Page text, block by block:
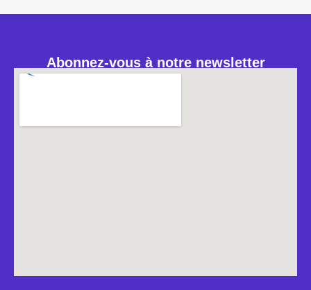
Abonnez-vous à notre newsletter